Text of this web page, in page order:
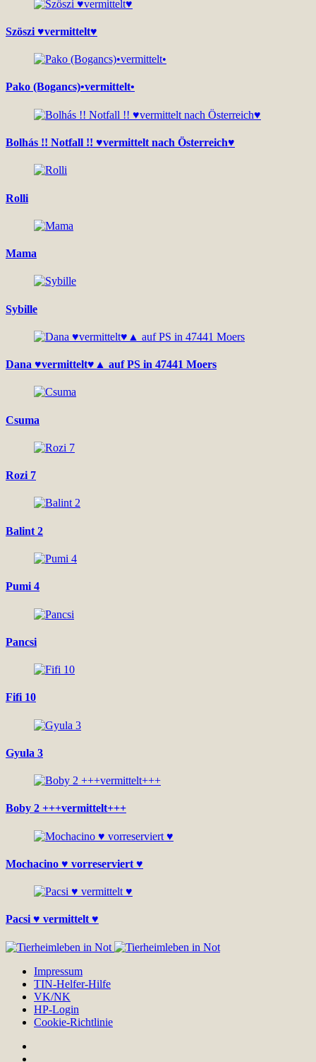
Szöszi ♥vermittelt♥
Pako (Bogancs)•vermittelt•
Bolhás !! Notfall !! ♥vermittelt nach Österreich♥
Rolli
Mama
Sybille
Dana ♥vermittelt♥▲ auf PS in 47441 Moers
Csuma
Rozi 7
Balint 2
Pumi 4
Pancsi
Fifi 10
Gyula 3
Boby 2 +++vermittelt+++
Mochacino ♥ vorreserviert ♥
Pacsi ♥ vermittelt ♥
Impressum
TIN-Helfer-Hilfe
VK/NK
HP-Login
Cookie-Richtlinie